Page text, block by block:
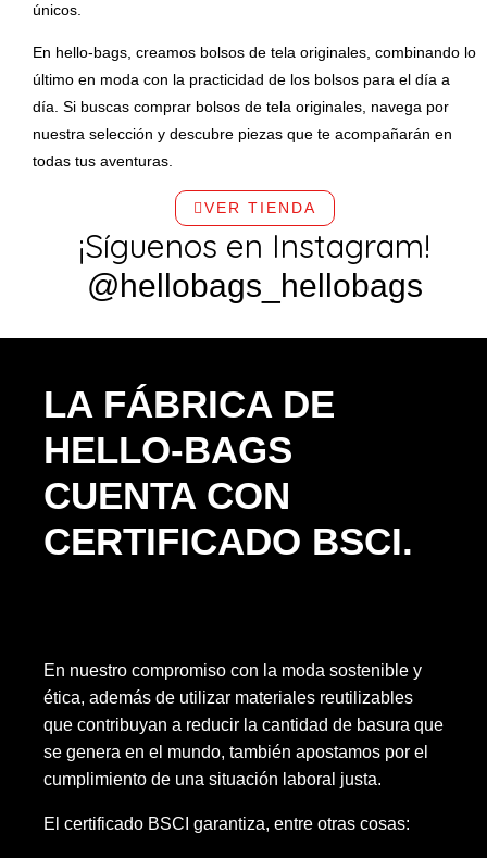
únicos.
En hello-bags, creamos bolsos de tela originales, combinando lo
último en moda con la practicidad de los bolsos para el día a
día. Si buscas comprar bolsos de tela originales, navega por
nuestra selección y descubre piezas que te acompañarán en
todas tus aventuras.
VER TIENDA
¡Síguenos en Instagram!
@hellobags_hellobags
LA FÁBRICA DE
HELLO-BAGS
CUENTA CON
CERTIFICADO BSCI.
En nuestro compromiso con la moda sostenible y
ética, además de utilizar materiales reutilizables
que contribuyan a reducir la cantidad de basura que
se genera en el mundo, también apostamos por el
cumplimiento de una situación laboral justa.
El certificado BSCI garantiza, entre otras cosas: